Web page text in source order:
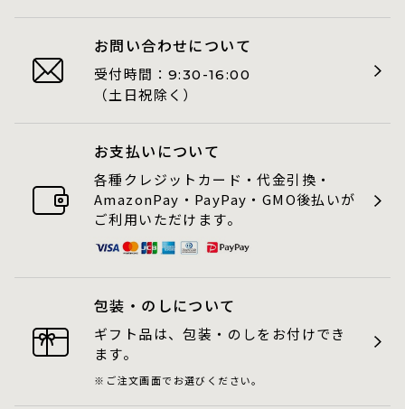
お問い合わせについて
受付時間： 9:30-16:00
（土日祝除く）
お支払いについて
各種クレジットカード・代金引換・
AmazonPay・PayPay・GMO後払いが
ご利用いただけます。
包装・のしについて
ギフト品は、包装・のしをお付けでき
ます。
ご注文画面でお選びください。